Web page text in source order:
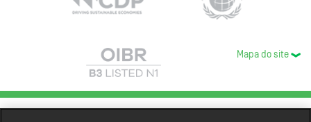
Mapa do site